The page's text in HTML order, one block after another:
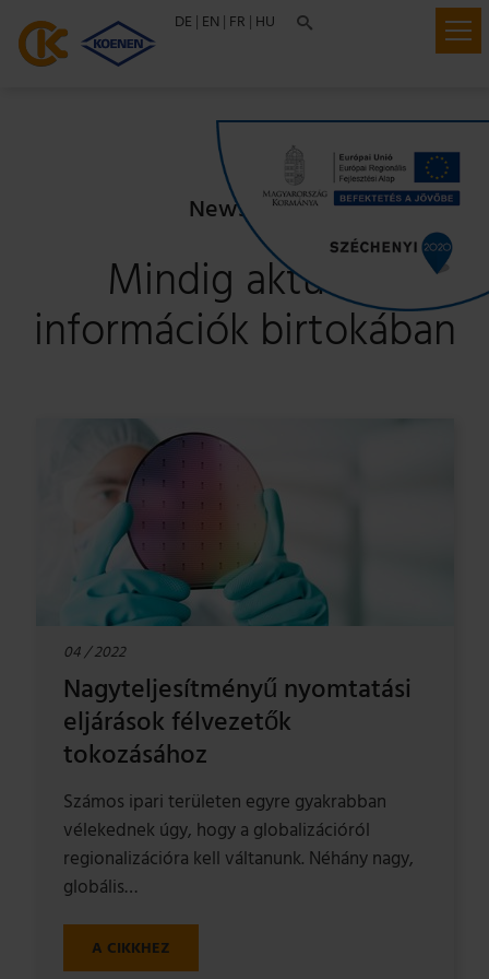
DE | EN | FR | HU 
Newsroom
Mindig aktuális
információk birtokában
04 / 2022
Nagyteljesítményű nyomtatási
eljárások félvezetők
tokozásához
Számos ipari területen egyre gyakrabban
vélekednek úgy, hogy a globalizációról
regionalizációra kell váltanunk. Néhány nagy,
globális…
A CIKKHEZ